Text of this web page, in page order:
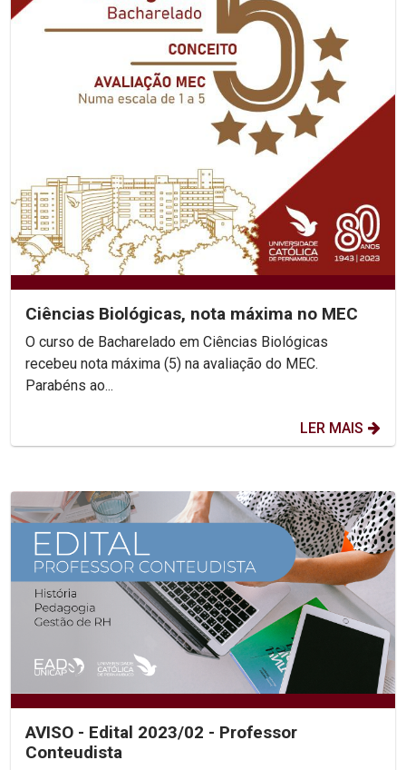
Ciências Biológicas, nota máxima no MEC
O curso de Bacharelado em Ciências Biológicas
recebeu nota máxima (5) na avaliação do MEC.
Parabéns ao...
LER MAIS
AVISO - Edital 2023/02 - Professor
Conteudista